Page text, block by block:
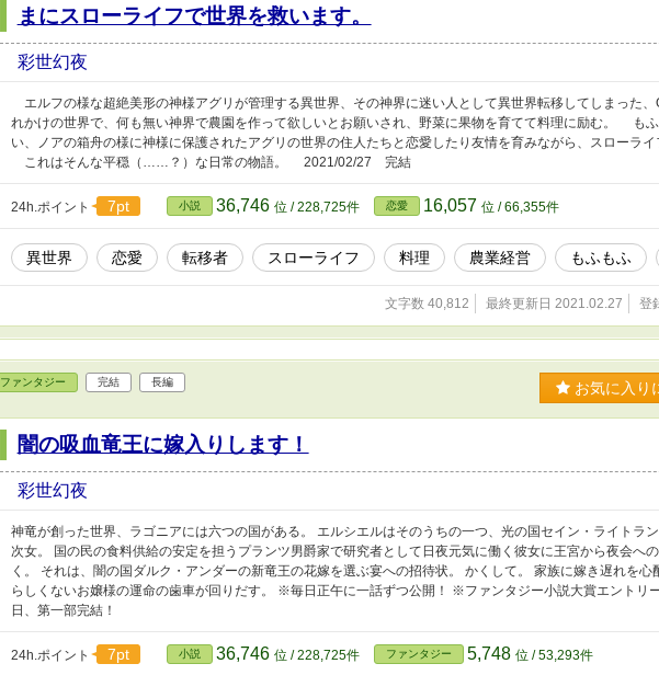
まにスローライフで世界を救います。
彩世幻夜
エルフの様な超絶美形の神様アグリが管理する異世界、その神界に迷い人として異世界転移してしまった
れかけの世界で、何も無い神界で農園を作って欲しいとお願いされ、野菜に果物を育てて料理に励む。 も
い、ノアの箱舟の様に神様に保護されたアグリの世界の住人たちと恋愛したり友情を育みながら、スローライ
これはそんな平穏（……？）な日常の物語。 2021/02/27 完結
24h.ポイント 7pt 小説 36,746 位 / 228,725件 恋愛 16,057 位 / 66,355件
異世界 恋愛 転移者 スローライフ 料理 農業経営 もふもふ
文字数 40,812 最終更新日 2021.02.27 登
ファンタジー 完結 長編 お気に入り
闇の吸血竜王に嫁入りします！
彩世幻夜
神竜が創った世界、ラゴニアには六つの国がある。 エルシエルはそのうちの一つ、光の国セイン・ライトラ
次女。 国の民の食料供給の安定を担うプランツ男爵家で研究者として日夜元気に働く彼女に王宮から夜会へ
く。 それは、闇の国ダルク・アンダーの新竜王の花嫁を選ぶ宴への招待状。 かくして。 家族に嫁き遅れを心
らしくないお嬢様の運命の歯車が回りだす。 ※毎日正午に一話ずつ公開！ ※ファンタジー小説大賞エントリ
日、第一部完結！
24h.ポイント 7pt 小説 36,746 位 / 228,725件 ファンタジー 5,748 位 / 53,293件